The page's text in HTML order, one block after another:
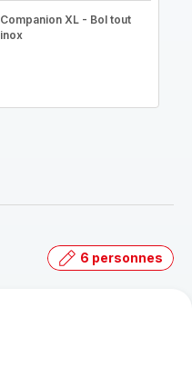
Companion XL - Bol tout
inox
6 personnes